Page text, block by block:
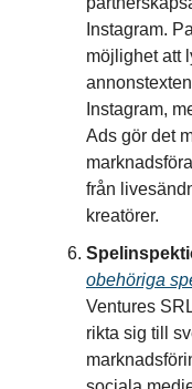
Instagram.
möjlighet att
Instagram,
Ads gör det
från
kreatörer.
obehöriga
Ventures
rikta sig till